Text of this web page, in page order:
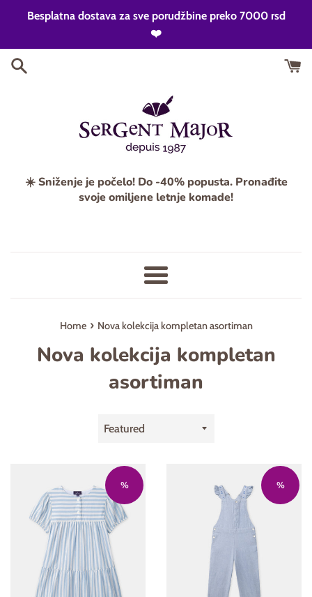
Besplatna dostava za sve porudžbine preko 7000 rsd
❤️
☀️ Sniženje je počelo! Do -40% popusta. Pronađite
svoje omiljene letnje komade!
Meni
Home › Nova kolekcija kompletan asortiman
Nova kolekcija kompletan
asortiman
Sort
% %